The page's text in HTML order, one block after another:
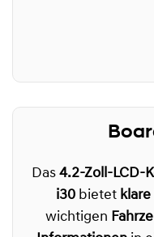
Das 4.2-Zoll-LCD-
i30bietet
wichtigen